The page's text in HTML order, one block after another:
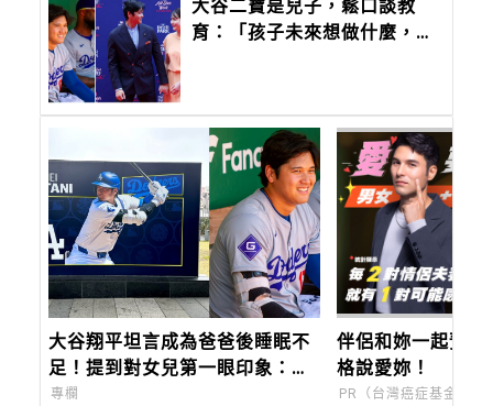
大谷二寶是兒子，鬆口談教
育：「孩子未來想做什麼，應
大谷翔平坦言成為爸爸後睡眠不
足！提到對女兒第一眼印象：
「比我想像中大隻！」
專欄
伴侶和妳一起預防
格說愛妳！
PR（台灣癌症基金會）